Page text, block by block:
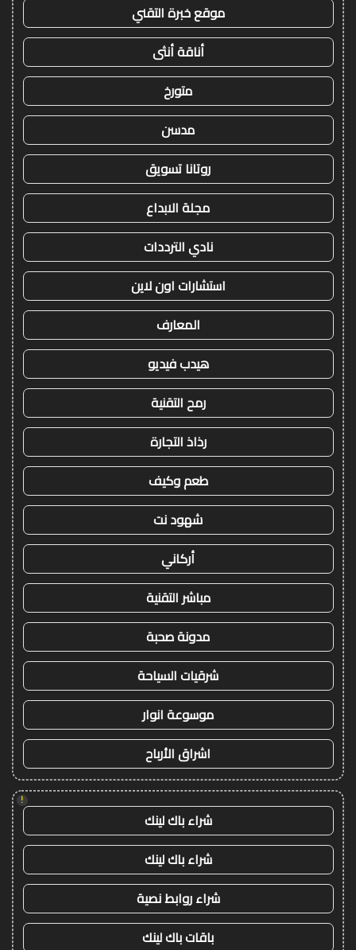
موقع خبرة التقني
أناقة أنثى
متورخ
مدسن
روتانا تسويق
مجلة الابداع
نادي الترددات
استشارات اون لاين
المعارف
هيدب فيديو
رمح التقنية
رذاذ التجارة
طعم وكيف
شهود نت
أركاني
مباشر التقنية
مدونة صحبة
شرقيات السياحة
موسوعة انوار
اشراق الأرباح
!
شراء باك لينك
شراء باك لينك
شراء روابط نصية
باقات باك لينك